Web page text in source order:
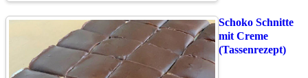
Schoko Schnitte
mit Creme
(Tassenrezept)